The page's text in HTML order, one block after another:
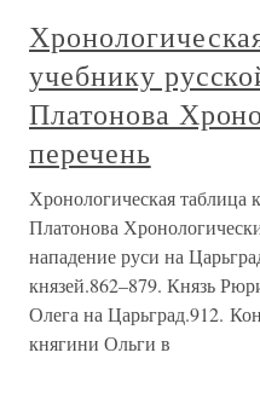
учебнику
Платонова
перечень
Хронологическая таблица
Платонова
нападение руси на
князей.862–879. Князь
Олега на Царьград.912.
княгини Ольги в